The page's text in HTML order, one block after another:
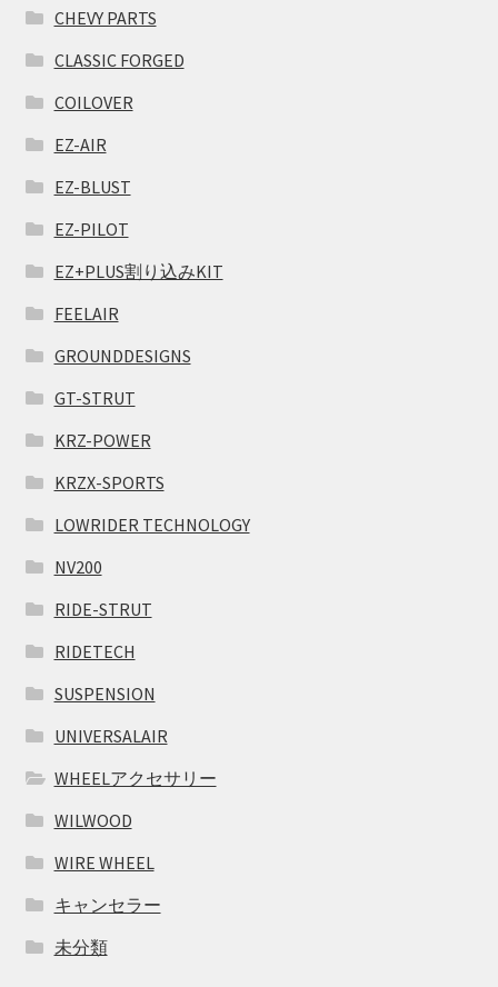
CHEVY PARTS
CLASSIC FORGED
COILOVER
EZ-AIR
EZ-BLUST
EZ-PILOT
EZ+PLUS割り込みKIT
FEELAIR
GROUNDDESIGNS
GT-STRUT
KRZ-POWER
KRZX-SPORTS
LOWRIDER TECHNOLOGY
NV200
RIDE-STRUT
RIDETECH
SUSPENSION
UNIVERSALAIR
WHEELアクセサリー
WILWOOD
WIRE WHEEL
キャンセラー
未分類